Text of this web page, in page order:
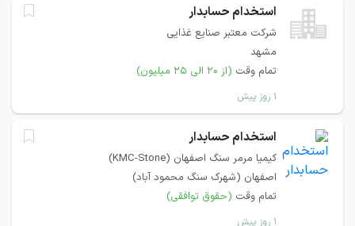
استخدام حسابدار
شرکت معتبر صنایع غذایی
مشهد
تمام وقت (از ۲۰ الی ۲۵ میلیون)
۱ روز پیش
استخدام حسابدار
کیمیا مرمر سنگ اصفهان (KMC-Stone)
اصفهان (شهرک سنگ محمود آباد)
تمام وقت (حقوق توافقی)
۱ روز پیش